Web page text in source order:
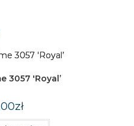
3057 'Royal’
zł